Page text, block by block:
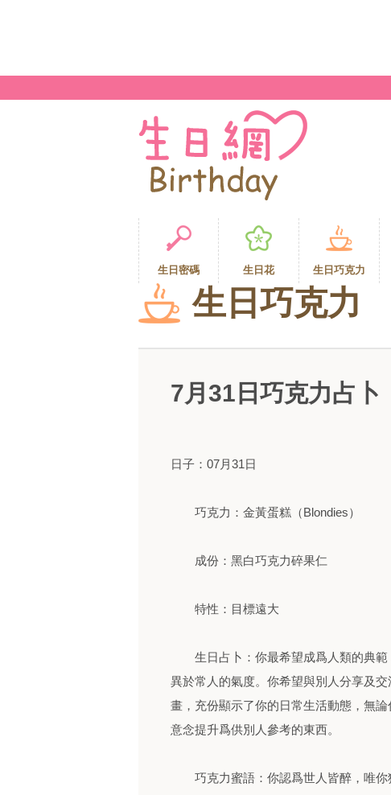
生日密碼 生日花 生日巧克力
生日巧克力
7月31日巧克力占卜
日子：07月31日
巧克力：金黃蛋糕（Blondies）
成份：黑白巧克力碎果仁
特性：目標遠大
生日占卜：你最希望成爲人類的典範
異於常人的氣度。你希望與別人分享及
畫，充份顯示了你的日常生活動態，無
意念提升爲供別人參考的東西。
巧克力蜜語：你認爲世人皆醉，唯你